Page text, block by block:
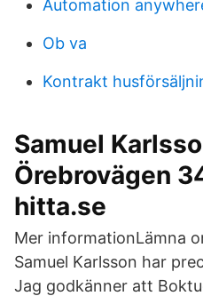
Automation
Ob va
Kontrakt
Samuel
Örebrovägen
hitta.se
Mer informationLämna
Samuel Karlsson har
Jag godkänner att